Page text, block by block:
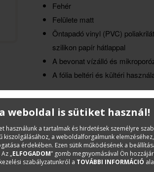
Fehér
Felülete matt
Öntapadó vinyl (PVC)
szilikon papír hátlappal
A bevonat vízálló és
A fólia beltéri és kültéri
a weboldal is sütiket használ!
használunk a tartalmak és hirdetések személyre
kiszolgálásához, a weboldalforgalmunk
érdekében. Ezen sütik működésének a
„ELFOGADOM” gomb megnyomásával Ön
szabályzatunkról a TOVÁBBI INFORMÁCIÓ